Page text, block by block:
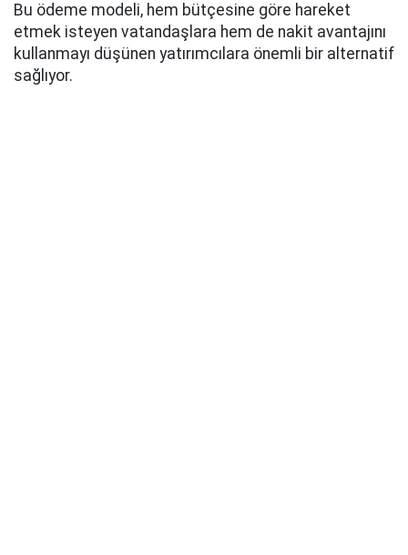
Bu ödeme modeli, hem bütçesine göre hareket
etmek isteyen vatandaşlara hem de nakit avantajını
kullanmayı düşünen yatırımcılara önemli bir alternatif
sağlıyor.